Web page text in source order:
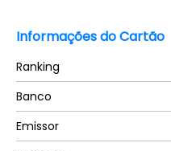
Informações do Cartão
Ranking
Banco
Emissor